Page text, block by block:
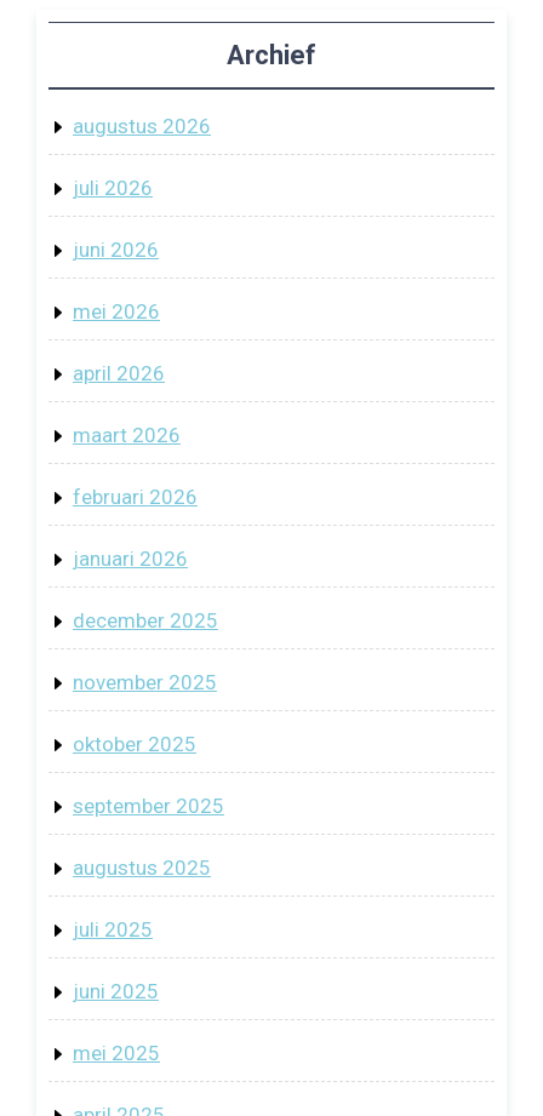
Archief
augustus 2026
juli 2026
juni 2026
mei 2026
april 2026
maart 2026
februari 2026
januari 2026
december 2025
november 2025
oktober 2025
september 2025
augustus 2025
juli 2025
juni 2025
mei 2025